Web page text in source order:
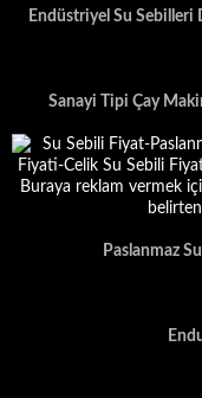
Endüstriyel Su Sebilleri
Sanayi Tipi Çay
Paslanmaz